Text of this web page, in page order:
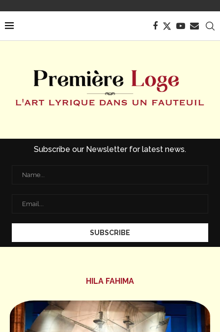
Subscribe our Newsletter for latest news.
HILA FAHIMA